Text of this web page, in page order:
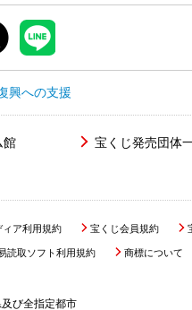
興への支援
館 宝くじ発売団体
ア利用規約 宝くじ会員規約
読取ソフト利用規約 商標について
び全指定都市